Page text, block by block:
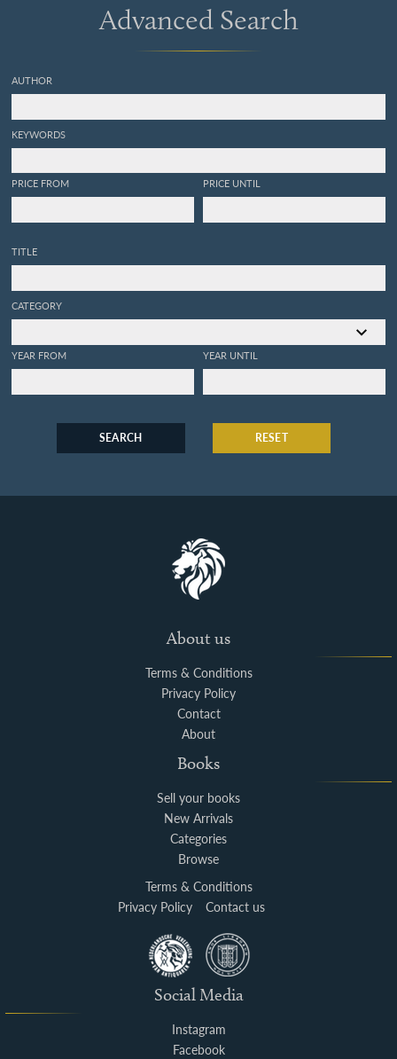
Advanced Search
AUTHOR
KEYWORDS
PRICE FROM PRICE UNTIL
TITLE
CATEGORY
YEAR FROM YEAR UNTIL
SEARCH RESET
About us
Terms & Conditions
Privacy Policy
Contact
About
Books
Sell your books
New Arrivals
Categories
Browse
Terms & Conditions
Privacy Policy
Contact us
Social Media
Instagram
Facebook